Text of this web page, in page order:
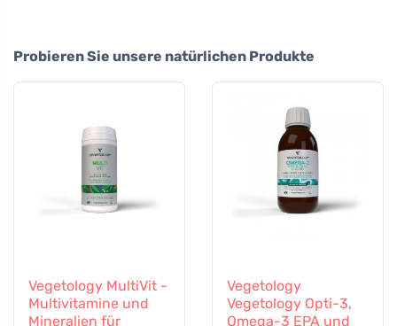
Probieren Sie unsere natürlichen Produkte
Vegetology MultiVit -
Multivitamine und
Mineralien für
Vegetology
Vegetology Opti-3,
Omega-3 EPA und